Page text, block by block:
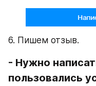
6. Пишем отзыв.
- Нужно
пользовались